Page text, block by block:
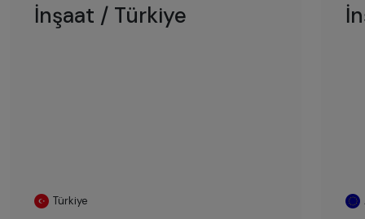
İnşaat / Türkiye
Türkiye